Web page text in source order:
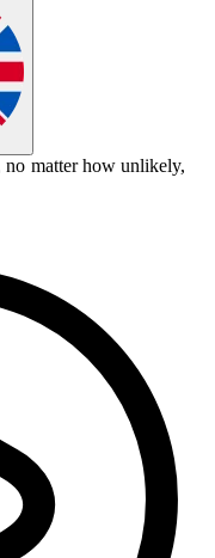
matter how unlikely,